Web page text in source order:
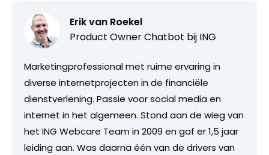
Erik van Roekel
Product Owner Chatbot bij ING
Marketingprofessional met ruime ervaring in
diverse internetprojecten in de financiële
dienstverlening. Passie voor social media en
internet in het algemeen. Stond aan de wieg van
het ING Webcare Team in 2009 en gaf er 1,5 jaar
leiding aan. Was daarna één van de drivers van